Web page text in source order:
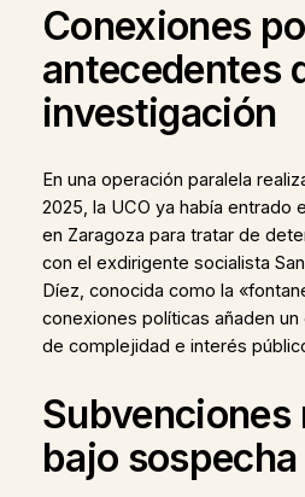
Conexiones
antecedentes
investigación
En una operación paralela
2025, la UCO ya había entrado
en Zaragoza para tratar de
con el exdirigente socialista
Díez, conocida como la
conexiones políticas añaden
de complejidad e interés
Subvenciones
bajo sospecha